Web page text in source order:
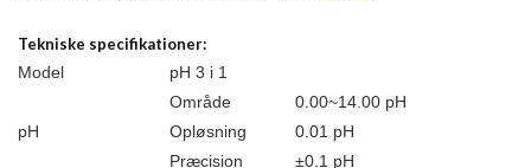
Tekniske specifikationer:
Model
pH 3 i 1
pH
Område 0.00~14.00 pH
Opløsning
0.01 pH
Præcision
±0.1 pH